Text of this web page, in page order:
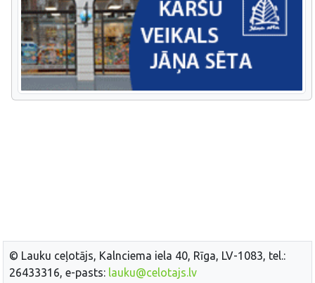
© Lauku ceļotājs, Kalnciema iela 40, Rīga, LV-1083, tel.:
26433316, e-pasts: lauku@celotajs.lv